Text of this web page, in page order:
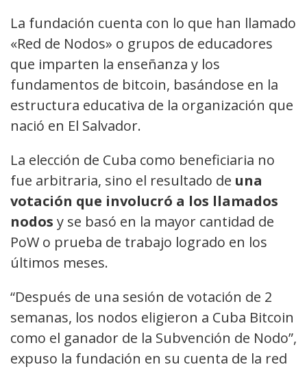
La fundación cuenta con lo que han llamado
«Red de Nodos» o grupos de educadores
que imparten la enseñanza y los
fundamentos de bitcoin, basándose en la
estructura educativa de la organización que
nació en El Salvador.
La elección de Cuba como beneficiaria no
fue arbitraria, sino el resultado de una
votación que involucró a los llamados
nodos y se basó en la mayor cantidad de
PoW o prueba de trabajo logrado en los
últimos meses.
“Después de una sesión de votación de 2
semanas, los nodos eligieron a Cuba Bitcoin
como el ganador de la Subvención de Nodo”,
expuso la fundación en su cuenta de la red